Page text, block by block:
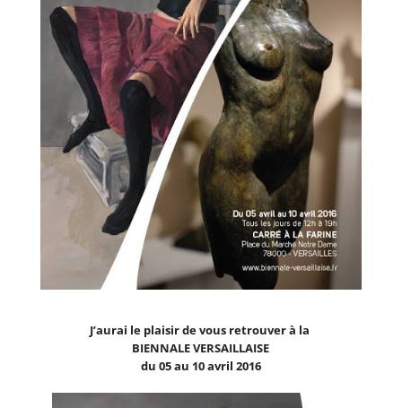
J’aurai le plaisir de vous retrouver à la
BIENNALE VERSAILLAISE
du 05 au 10 avril 2016